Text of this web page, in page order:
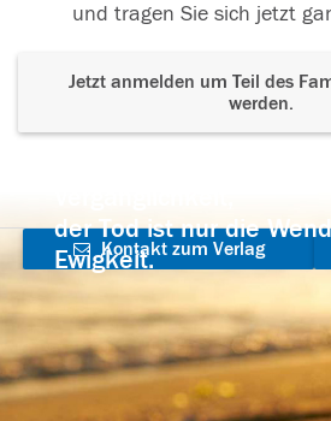
und tragen Sie sich jetzt
Jetzt anmelden um Teil des
werden.
der Tod ist nur die
Ewigkeit.
Kontakt zum Verlag
aufnehmen